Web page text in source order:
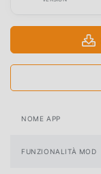
NOME APP
FUNZIONALITÀ MOD